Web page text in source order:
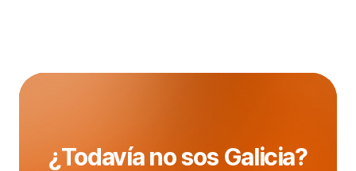
¿Todavía no sos Galicia?